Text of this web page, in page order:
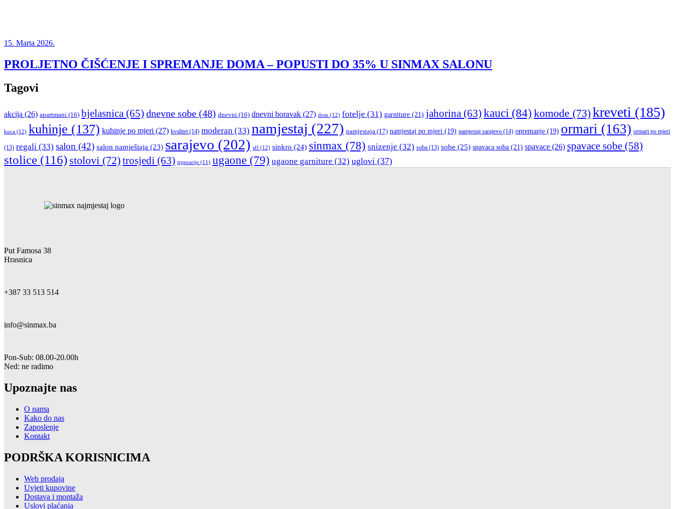
15. Marta 2026.
PROLJETNO ČIŠĆENJE I SPREMANJE DOMA – POPUSTI DO 35% U SINMAX SALONU
Tagovi
akcija (26) apartmani (16) bjelasnica (65) dnevne sobe (48) dnevni (16) dnevni boravak (27) dom (12) fotelje (31) garniture (21) jahorina (63) kauci (84) komode (73)kreveti (185)
kuca (12) kuhinje (137) kuhinje po mjeri (27) kvalitet(14) moderan (33) namjestaj (227) namjestaja (17) namjestaj po mjeri (19) namjestaj sarajevo (14) opremanje (19) ormari (163) ormari po mjeri
(13) regali (33) salon (42) salon namještaja (23) sarajevo (202) sff (12) sinkro (24) sinmax (78) snizenje (32) soba (13) sobe (25) spavaca soba (21) spavace (26) spavace sobe (58)
stolice (116) stolovi (72)trosjedi (63) trpezarije (11) ugaone (79) ugaone garniture (32) uglovi (37)
Put Famosa 38
Hrasnica
+387 33 513 514
info@sinmax.ba
Pon-Sub: 08.00-20.00h
Ned: ne radimo
Upoznajte nas
O nama
Kako do nas
Zaposlenje
Kontakt
PODRŠKA KORISNICIMA
Web prodaja
Uvjeti kupovine
Dostava i montaža
Uslovi plaćanja